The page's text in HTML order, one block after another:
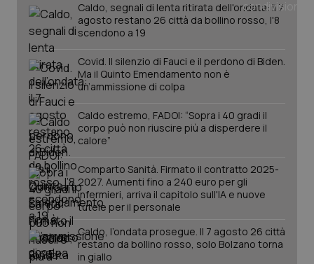
Caldo, segnali di lenta ritirata dell'ondata: il 7
agosto restano 26 città da bollino rosso, l'8
scendono a 19
Covid. Il silenzio di Fauci e il perdono di Biden.
Ma il Quinto Emendamento non è
un’ammissione di colpa
Caldo estremo, FADOI: “Sopra i 40 gradi il
corpo può non riuscire più a disperdere il
calore”
Comparto Sanità. Firmato il contratto 2025-
2027. Aumenti fino a 240 euro per gli
infermieri, arriva il capitolo sull'IA e nuove
tutele per il personale
Caldo, l’ondata prosegue. Il 7 agosto 26 città
restano da bollino rosso, solo Bolzano torna
in giallo
tracking-sites-ironfish-
tracking-enable
tracking-sites-ironfish-
session-id
_ga
Google LLC
.quotidianosanita.it